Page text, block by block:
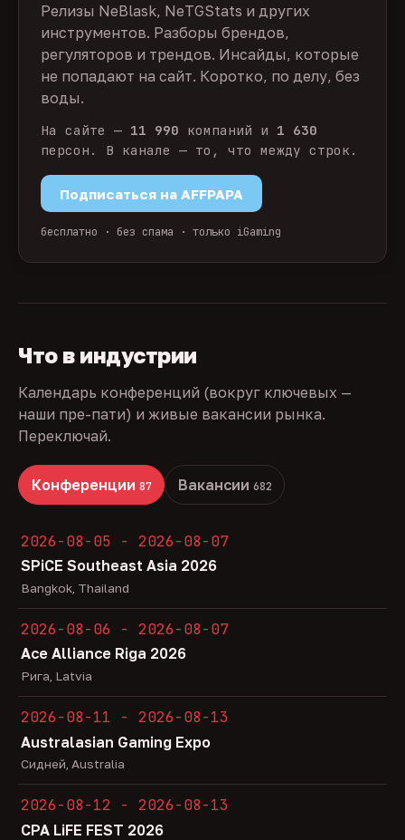
Релизы NeBlask, NeTGStats и других
инструментов. Разборы брендов,
регуляторов и трендов. Инсайды, которые
не попадают на сайт. Коротко, по делу, без
воды.
На сайте — 11 990 компаний и 1 630
персон. В канале — то, что между строк.
Подписаться на AFFPAPA
бесплатно · без спама · только iGaming
Что в индустрии
Календарь конференций (вокруг ключевых —
наши пре-пати) и живые вакансии рынка.
Переключай.
Конференции 87 Вакансии 682
2026-08-05 - 2026-08-07
SPiCE Southeast Asia 2026
Bangkok, Thailand
2026-08-06 - 2026-08-07
Ace Alliance Riga 2026
Рига, Latvia
2026-08-11 - 2026-08-13
Australasian Gaming Expo
Сидней, Australia
2026-08-12 - 2026-08-13
CPA LiFE FEST 2026